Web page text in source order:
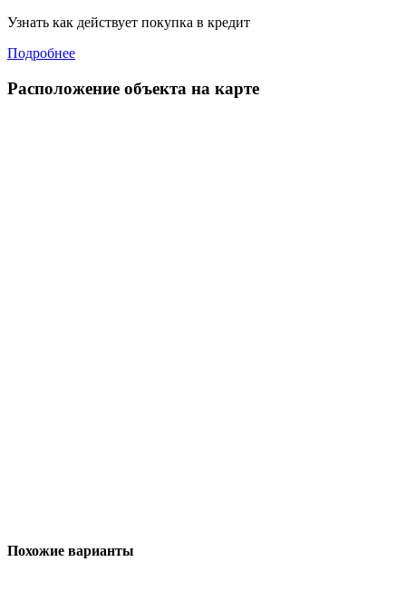
Узнать как действует покупка в кредит
Подробнее
Расположение объекта на карте
Похожие варианты